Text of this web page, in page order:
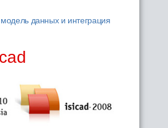
данных и интеграция